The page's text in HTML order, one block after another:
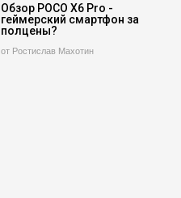
Обзор POCO X6 Pro -
геймерский смартфон за
полцены?
от Ростислав Махотин